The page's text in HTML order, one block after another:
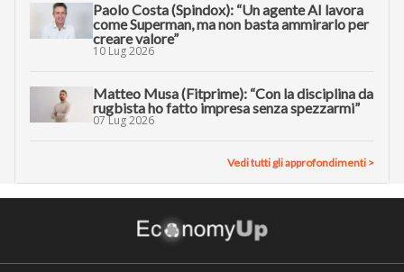
Paolo Costa (Spindox): “Un agente AI lavora
come Superman, ma non basta ammirarlo per
creare valore”
10 Lug 2026
Matteo Musa (Fitprime): “Con la disciplina da
rugbista ho fatto impresa senza spezzarmi”
07 Lug 2026
Vedi tutti gli approfondimenti >